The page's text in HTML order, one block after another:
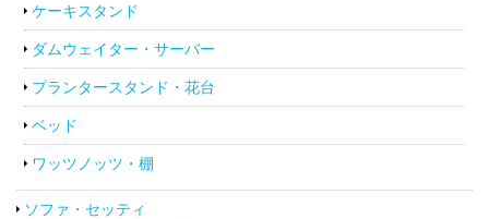
ケーキスタンド
ダムウェイター・サーバー
プランタースタンド・花台
ベッド
ワッツノッツ・棚
ソファ・セッティ